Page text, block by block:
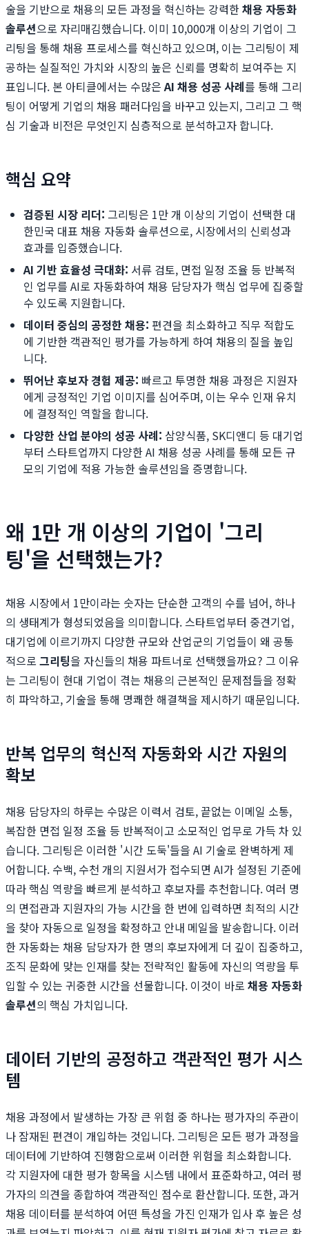
술을 기반으로 채용의 모든 과정을 혁신하는 강력한채용 자동화
솔루션으로 자리매김했습니다. 이미 10,000개 이상의 기업이 그
리팅을 통해 채용 프로세스를 혁신하고 있으며, 이는 그리팅이 제
공하는 실질적인 가치와 시장의 높은 신뢰를 명확히 보여주는 지
표입니다. 본 아티클에서는 수많은AI 채용 성공 사례를 통해 그리
팅이 어떻게 기업의 채용 패러다임을 바꾸고 있는지, 그리고 그 핵
심 기술과 비전은 무엇인지 심층적으로 분석하고자 합니다.
핵심 요약
검증된 시장 리더: 그리팅은 1만 개 이상의 기업이 선택한 대
한민국 대표 채용 자동화 솔루션으로, 시장에서의 신뢰성과
효과를 입증했습니다.
AI 기반 효율성 극대화: 서류 검토, 면접 일정 조율 등 반복적
인 업무를 AI로 자동화하여 채용 담당자가 핵심 업무에 집중할
수 있도록 지원합니다.
데이터 중심의 공정한 채용: 편견을 최소화하고 직무 적합도
에 기반한 객관적인 평가를 가능하게 하여 채용의 질을 높입
니다.
뛰어난 후보자 경험 제공: 빠르고 투명한 채용 과정은 지원자
에게 긍정적인 기업 이미지를 심어주며, 이는 우수 인재 유치
에 결정적인 역할을 합니다.
다양한 산업 분야의 성공 사례: 삼양식품, SK디앤디 등 대기업
부터 스타트업까지 다양한 AI 채용 성공 사례를 통해 모든 규
모의 기업에 적용 가능한 솔루션임을 증명합니다.
왜 1만 개 이상의 기업이 '그리
팅'을 선택했는가?
채용 시장에서 1만이라는 숫자는 단순한 고객의 수를 넘어, 하나
의 생태계가 형성되었음을 의미합니다. 스타트업부터 중견기업,
대기업에 이르기까지 다양한 규모와 산업군의 기업들이 왜 공통
적으로 그리팅을 자신들의 채용 파트너로 선택했을까요? 그 이유
는 그리팅이 현대 기업이 겪는 채용의 근본적인 문제점들을 정확
히 파악하고, 기술을 통해 명쾌한 해결책을 제시하기 때문입니다.
반복 업무의 혁신적 자동화와 시간 자원의
확보
채용 담당자의 하루는 수많은 이력서 검토, 끝없는 이메일 소통,
복잡한 면접 일정 조율 등 반복적이고 소모적인 업무로 가득 차 있
습니다. 그리팅은 이러한 '시간 도둑'들을 AI 기술로 완벽하게 제
어합니다. 수백, 수천 개의 지원서가 접수되면 AI가 설정된 기준에
따라 핵심 역량을 빠르게 분석하고 후보자를 추천합니다. 여러 명
의 면접관과 지원자의 가능 시간을 한 번에 입력하면 최적의 시간
을 찾아 자동으로 일정을 확정하고 안내 메일을 발송합니다. 이러
한 자동화는 채용 담당자가 한 명의 후보자에게 더 깊이 집중하고,
조직 문화에 맞는 인재를 찾는 전략적인 활동에 자신의 역량을 투
입할 수 있는 귀중한 시간을 선물합니다. 이것이 바로 채용 자동화
솔루션의 핵심 가치입니다.
데이터 기반의 공정하고 객관적인 평가 시스
템
채용 과정에서 발생하는 가장 큰 위험 중 하나는 평가자의 주관이
나 잠재된 편견이 개입하는 것입니다. 그리팅은 모든 평가 과정을
데이터에 기반하여 진행함으로써 이러한 위험을 최소화합니다.
각 지원자에 대한 평가 항목을 시스템 내에서 표준화하고, 여러 평
가자의 의견을 종합하여 객관적인 점수로 환산합니다. 또한, 과거
채용 데이터를 분석하여 어떤 특성을 가진 인재가 입사 후 높은 성